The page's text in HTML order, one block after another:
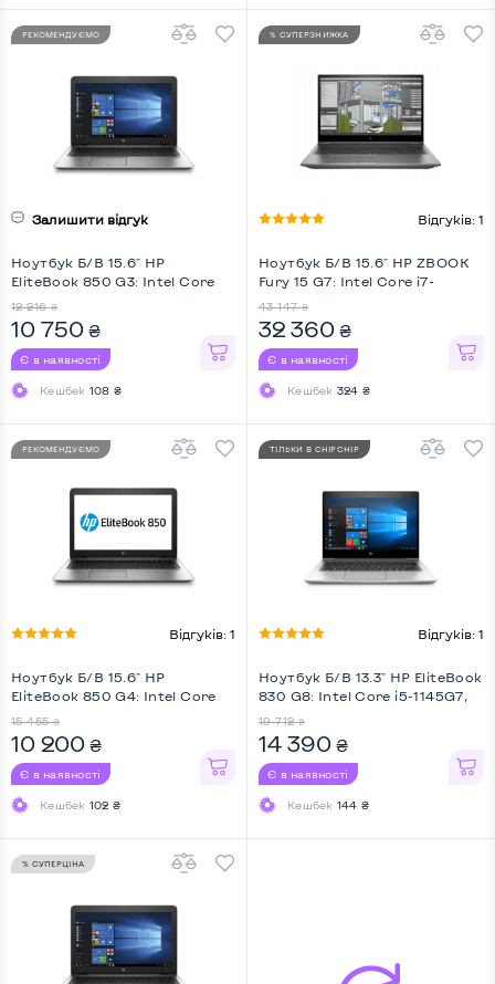
РЕКОМЕНДУЄМО
Залишити відгук
Ноутбук Б/В 15.6" HP
EliteBook 850 G3: Intel Core
12 216 ₴
10 750 ₴
Є в наявності
Кешбек 108 ₴
% СУПЕРЗНИЖКА
Відгуків: 1
Ноутбук Б/В 15.6" HP ZBOOK
Fury 15 G7: Intel Core i7-
Full HD, Key Light
43 147 ₴
32 360 ₴
Є в наявності
Кешбек 324 ₴
РЕКОМЕНДУЄМО
Відгуків: 1
Ноутбук Б/В 15.6" HP
EliteBook 850 G4: Intel Core
15 455 ₴
10 200 ₴
Є в наявності
Кешбек 102 ₴
ТІЛЬКИ В CHIPCHIP
Відгуків: 1
Ноутбук Б/В 13.3" HP EliteBook
830 G8: Intel Core i5-1145G7,
19 712 ₴
14 390 ₴
Є в наявності
Кешбек 144 ₴
% СУПЕРЦІНА